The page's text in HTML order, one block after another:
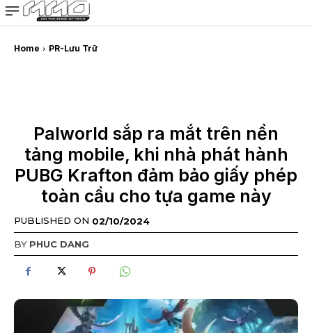
MMOSITE - Thông tin công nghệ
Bài viết nổi bật
Home PR-Lưu Trữ
Palworld sắp ra mắt trên nền
tảng mobile, khi nhà phát hành
PUBG Krafton đảm bảo giấy phép
toàn cầu cho tựa game này
PUBLISHED ON 02/10/2024
BY PHUC DANG